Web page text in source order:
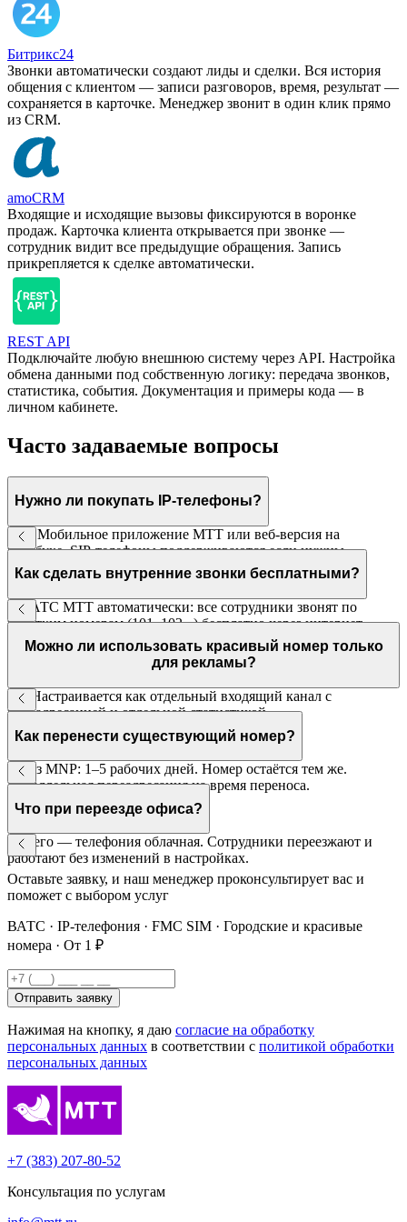
Битрикс24
Звонки автоматически создают лиды и сделки. Вся история
общения с клиентом — записи разговоров, время, результат —
сохраняется в карточке. Менеджер звонит в один клик прямо
из CRM.
amoCRM
Входящие и исходящие вызовы фиксируются в воронке
продаж. Карточка клиента открывается при звонке —
сотрудник видит все предыдущие обращения. Запись
прикрепляется к сделке автоматически.
REST API
Подключайте любую внешнюю систему через API. Настройка
обмена данными под собственную логику: передача звонков,
статистика, события. Документация и примеры кода — в
личном кабинете.
Часто задаваемые вопросы
Нужно ли покупать IP-телефоны?
Нет. Мобильное приложение МТТ или веб-версия на
ноутбуке. SIP-телефоны поддерживаются если нужны
стационарные.
Как сделать внутренние звонки бесплатными?
В ВАТС МТТ автоматически: все сотрудники звонят по
коротким номерам (101, 102...) бесплатно через интернет.
Можно ли использовать красивый номер только
для рекламы?
Да. Настраивается как отдельный входящий канал с
переадресацией и отдельной статистикой.
Как перенести существующий номер?
Через MNP: 1–5 рабочих дней. Номер остаётся тем же.
Параллельная переадресация на время переноса.
Что при переезде офиса?
Ничего — телефония облачная. Сотрудники переезжают и
работают без изменений в настройках.
Оставьте заявку, и наш менеджер проконсультирует вас и
поможет с выбором услуг
ВАТС · IP-телефония · FMC SIM · Городские и красивые
номера · От 1 ₽
Отправить заявку
Нажимая на кнопку, я даю согласие на обработку
персональных данных в соответствии с политикой обработки
персональных данных
+7 (383) 207-80-52
Консультация по услугам